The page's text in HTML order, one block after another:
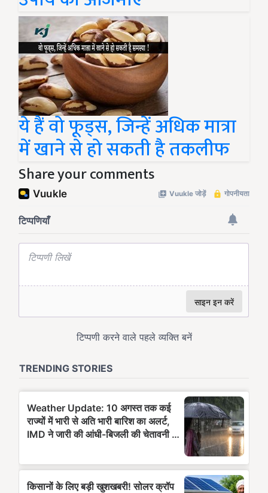
ये हैं वो फूड्स, जिन्हें अधिक मात्रा
में खाने से हो सकती है तकलीफ
Share your comments